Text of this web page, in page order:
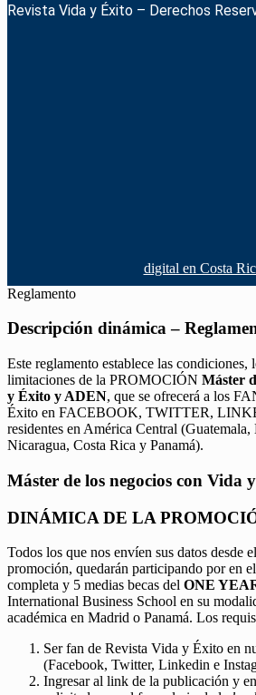
Revista Vida y Éxito – Derechos
digital en Costa
Reglamento
Descripción dinámica –
Este reglamento establece las condiciones,
limitaciones de la PROMOCIÓN Máster
y Éxito y ADEN, que se ofrecerá a los
Éxito en FACEBOOK, TWITTER,
residentes en América Central
Nicaragua, Costa Rica y Panamá).
Máster de los negocios con Vida
DINÁMICA DE LA
Todos los que nos envíen sus datos desde
promoción, quedarán participando por en
completa y 5 medias becas del ONE
International Business School en su
académica en Madrid o Panamá. Los
Ser fan de Revista Vida y Éxito en
(Facebook, Twitter, Linkedin e
Ingresar al link de la publicación y